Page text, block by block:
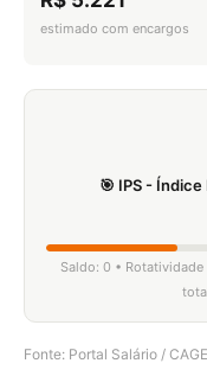
estimado com encargos
🎯 IPS -
Saldo: 0 •
Fonte: Portal Salário /